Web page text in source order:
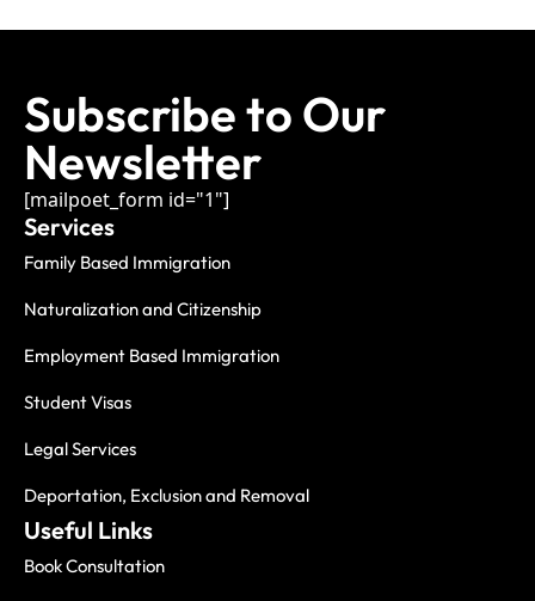
Subscribe to Our
Newsletter
[mailpoet_form id="1"]
Services
Family Based Immigration
Naturalization and Citizenship
Employment Based Immigration
Student Visas
Legal Services
Deportation, Exclusion and Removal
Useful Links
Book Consultation